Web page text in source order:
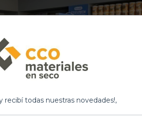
recibí todas nuestras novedades!,